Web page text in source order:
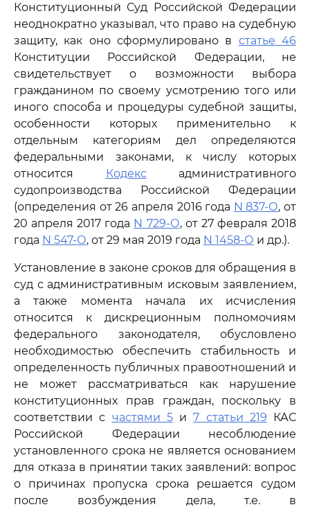
Конституционный Суд Российской Федерации
неоднократно указывал, что право на судебную
защиту, как оно сформулировано в статье 46
Конституции Российской Федерации, не
свидетельствует о возможности выбора
гражданином по своему усмотрению того или
иного способа и процедуры судебной защиты,
особенности которых применительно к
отдельным категориям дел определяются
федеральными законами, к числу которых
относится
Кодексадминистративного
судопроизводства Российской Федерации
(определения от 26 апреля 2016 года N 837-О, от
20 апреля 2017 года N 729-О, от 27 февраля 2018
года N 547-О, от 29 мая 2019 года N 1458-О и др.).
Установление в законе сроков для обращения в
суд с административным исковым заявлением,
а также момента начала их исчисления
относится к дискреционным полномочиям
федерального законодателя, обусловлено
необходимостью обеспечить стабильность и
определенность публичных правоотношений и
не может рассматриваться как нарушение
конституционных прав граждан, поскольку в
соответствии с частями 5и7 статьи 219 КАС
Российской Федерации несоблюдение
установленного срока не является основанием
для отказа в принятии таких заявлений: вопрос
о причинах пропуска срока решается судом
после возбуждения дела, т.е. в